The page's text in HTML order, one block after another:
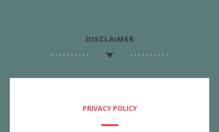
DISCLAIMER
PRIVACY POLICY